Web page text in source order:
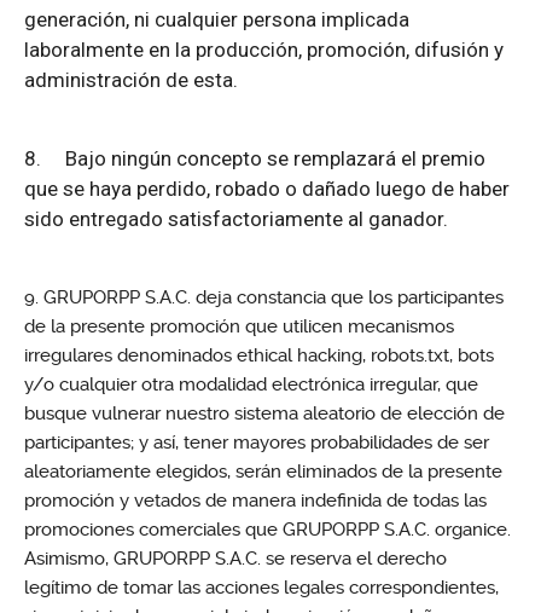
generación, ni cualquier persona implicada
laboralmente en la producción, promoción, difusión y
administración de esta.
8. Bajo ningún concepto se remplazará el premio
que se haya perdido, robado o dañado luego de haber
sido entregado satisfactoriamente al ganador.
GRUPORPP S.A.C. deja constancia que los participantes
de la presente promoción que utilicen mecanismos
irregulares denominados ethical hacking, robots.txt, bots
y/o cualquier otra modalidad electrónica irregular, que
busque vulnerar nuestro sistema aleatorio de elección de
participantes; y así, tener mayores probabilidades de ser
aleatoriamente elegidos, serán eliminados de la presente
promoción y vetados de manera indefinida de todas las
promociones comerciales que GRUPORPP S.A.C. organice.
Asimismo, GRUPORPP S.A.C. se reserva el derecho
legítimo de tomar las acciones legales correspondientes,